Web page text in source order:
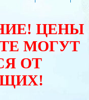
ЦЕНЫ
МОГУТ
ОТ